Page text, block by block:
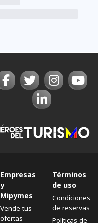
Empresas
y
Mipymes
Vende tus
ofertas
Términos
de uso
Condiciones
de reservas
Políticas de